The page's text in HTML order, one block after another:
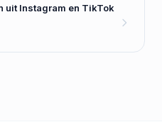
uit Instagram en TikTok